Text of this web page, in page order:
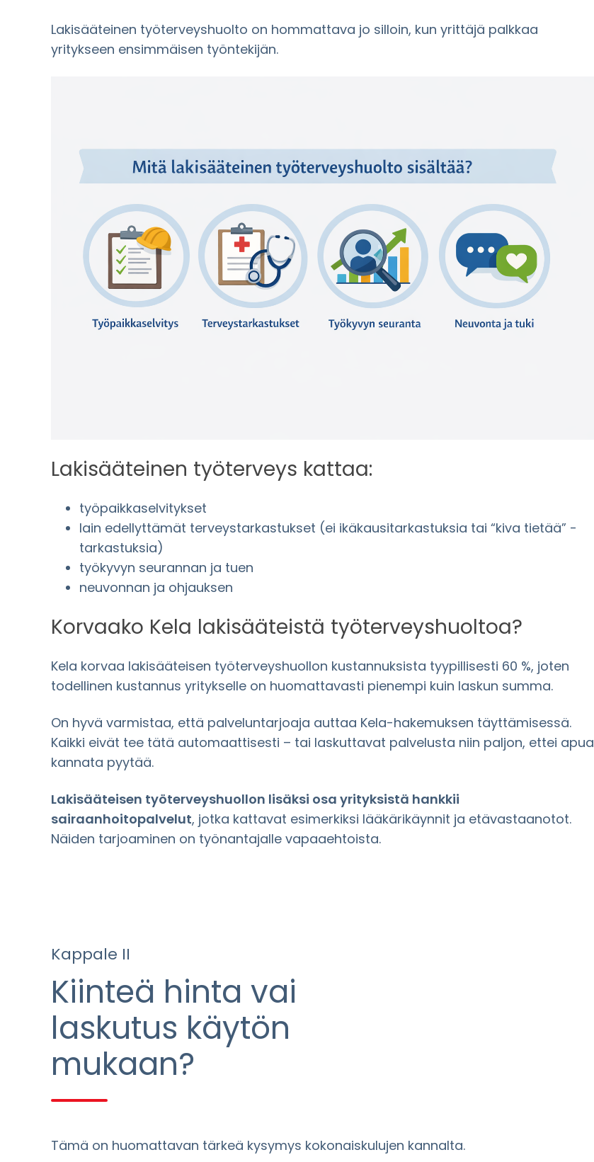
Lakisääteinen työterveyshuolto on hommattava jo silloin, kun yrittäjä palkkaa
yritykseen ensimmäisen työntekijän.
Lakisääteinen työterveys kattaa:
työpaikkaselvitykset
lain edellyttämät terveystarkastukset (ei ikäkausitarkastuksia tai “kiva tietää” -
tarkastuksia)
työkyvyn seurannan ja tuen
neuvonnan ja ohjauksen
Korvaako Kela lakisääteistä työterveyshuoltoa?
Kela korvaa lakisääteisen työterveyshuollon kustannuksista tyypillisesti 60 %, joten
todellinen kustannus yritykselle on huomattavasti pienempi kuin laskun summa.
On hyvä varmistaa, että palveluntarjoaja auttaa Kela-hakemuksen täyttämisessä.
Kaikki eivät tee tätä automaattisesti – tai laskuttavat palvelusta niin paljon, ettei apua
kannata pyytää.
Lakisääteisen työterveyshuollon lisäksi osa yrityksistä hankkii
sairaanhoitopalvelut, jotka kattavat esimerkiksi lääkärikäynnit ja etävastaanotot.
Näiden tarjoaminen on työnantajalle vapaaehtoista.
Kappale II
Kiinteä hinta vai
laskutus käytön
mukaan?
Tämä on huomattavan tärkeä kysymys kokonaiskulujen kannalta.